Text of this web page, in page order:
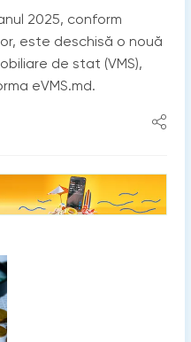
2025, conform
este deschisă o nouă
de stat (VMS),
eVMS.md.